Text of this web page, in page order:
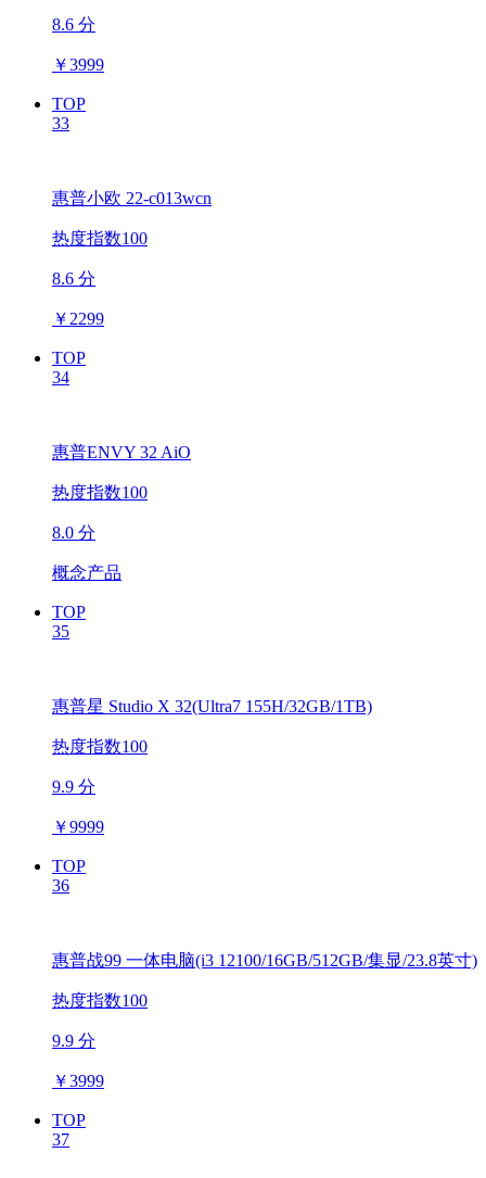
8.6 分
￥3999
TOP
33
惠普小欧 22-c013wcn
热度指数100
8.6 分
￥ 2299
TOP
34
惠普ENVY 32 AiO
热度指数100
8.0 分
概念产品
TOP
35
惠普星 Studio X 32(Ultra7 155H/32GB/1TB)
热度指数100
9.9 分
￥9999
TOP
36
惠普战99 一体电脑(i3 12100/16GB/512GB/集显/23.8英寸)
热度指数100
9.9 分
￥3999
TOP
37